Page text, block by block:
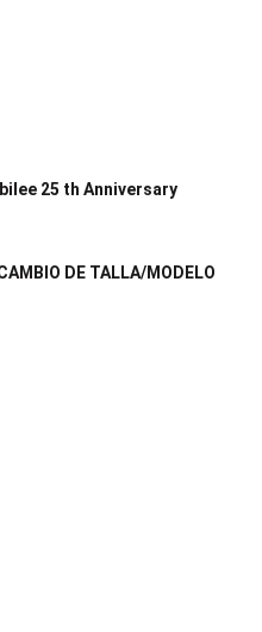
25 th Anniversary
DE TALLA/MODELO